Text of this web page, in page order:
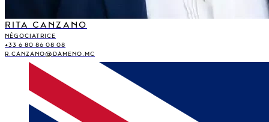
RITA CANZANO
NÉGOCIATRICE
+33 6 80 86 08 08
R.CANZANO@DAMENO.MC